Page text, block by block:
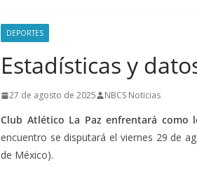
DEPORTES
Estadísticas y
27 de agosto de 2025 NBCS Noticias
Club Atlético La Paz enfrentará como
encuentro se disputará el viernes 29 de
de México).